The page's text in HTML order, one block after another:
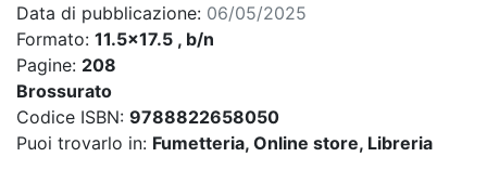
Data di pubblicazione: 06/05/2025
Formato: 11.5x17.5 , b/n
Pagine: 208
Brossurato
Codice ISBN: 9788822658050
Puoi trovarlo in: Fumetteria, Online store, Libreria